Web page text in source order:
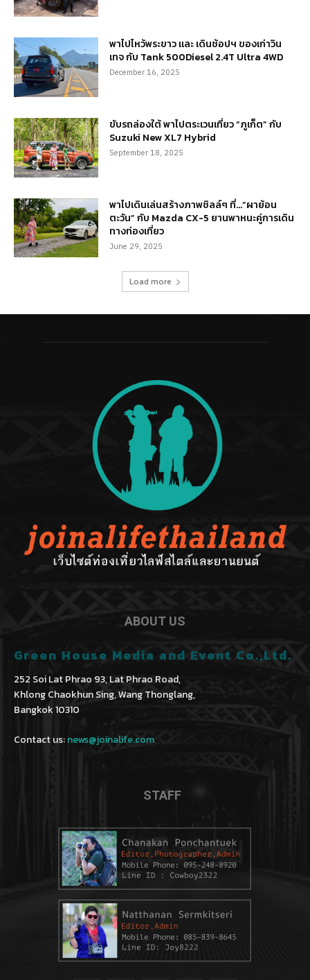
พาไปไหว้พระขาว และ เดินช้อปฯ ของเก่าวิน
เทจ กับ Tank 500Diesel 2.4T Ultra 4WD
December 16, 2025
ขับรถล่องใต้ พาไปตระเวนเที่ยว “ภูเก็ต” กับ
Suzuki New XL7 Hybrid
September 18, 2025
พาไปเดินเล่นสร้างภาพชิลล์ๆ ที่…“ผาย้อน
ตะวัน” กับ Mazda CX-5 ยานพาหนะคู่การเดิน
ทางท่องเที่ยว
June 29, 2025
Load more
ABOUT US
Green House Media and Event Co.,Ltd.
252 Soi Lat Phrao 93, Lat Phrao Road,
Khlong Chaokhun Sing, Wang Thonglang,
Bangkok 10310
Contact us:news@joinalife.com
STAFF